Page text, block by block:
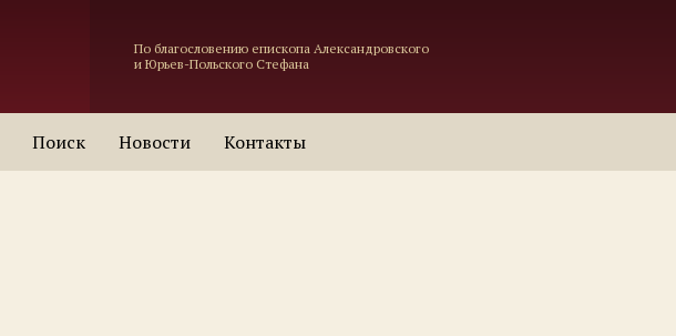
По благословению епископа Александровского
и Юрьев-Польского Стефана
Поиск Новости Контакты